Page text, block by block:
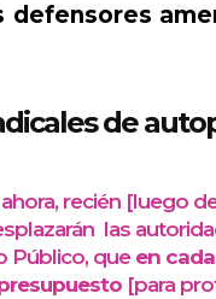
defensores
de
recién [luego
las
Público, queen
[para